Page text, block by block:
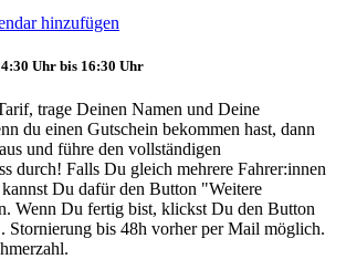
hinzufügen
Uhr bis 16:30 Uhr
trage Deinen Namen und Deine
du einen Gutschein bekommen hast, dann
und führe den vollständigen
durch! Falls Du gleich mehrere Fahrer:innen
Du dafür den Button "Weitere
Wenn Du fertig bist, klickst Du den Button
Stornierung bis 48h vorher per Mail möglich.